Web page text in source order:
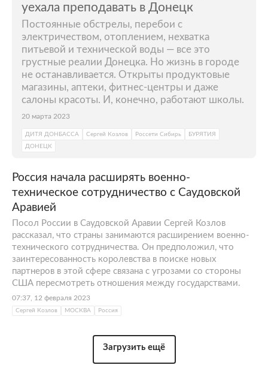
уехала преподавать в Донецк
Постоянные обстрелы, перебои с
электричеством, отоплением, нехватка
питьевой и технической воды — все это
грустные реалии Донецка. Но жизнь в городе
не останавливается. Открыты продуктовые
магазины, аптеки, фитнес-центры и даже
салоны красоты. И, конечно, работают школы.
20 марта 2023
ДИТЯ ДОНБАССА Сергей Козлов Россети Сибирь
БУРЯТИЯ
ДОНЕЦК
Россия начала расширять военно-
техническое сотрудничество с Саудовской
Аравией
Посол России в Саудовской Аравии Сергей Козлов
рассказал, что страны занимаются расширением военно-
технического сотрудничества. Он предположил, что
заинтересованность королевства в поиске новых
партнеров в этой сфере связана с угрозами со стороны
США пересмотреть отношения между государствами.
07:37, 12 февраля 2023
Сергей Козлов МОСКВА Россия
Загрузить ещё